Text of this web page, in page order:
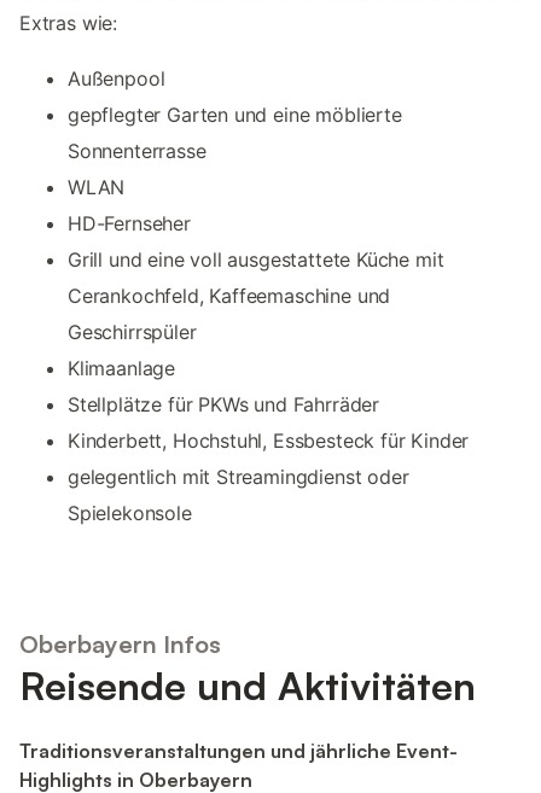
Extras wie:
Außenpool
gepflegter Garten und eine möblierte
Sonnenterrasse
WLAN
HD-Fernseher
Grill und eine voll ausgestattete Küche mit
Cerankochfeld, Kaffeemaschine und
Geschirrspüler
Klimaanlage
Stellplätze für PKWs und Fahrräder
Kinderbett, Hochstuhl, Essbesteck für Kinder
gelegentlich mit Streamingdienst oder
Spielekonsole
Oberbayern Infos
Reisende und Aktivitäten
Traditionsveranstaltungen und jährliche Event-
Highlights in Oberbayern